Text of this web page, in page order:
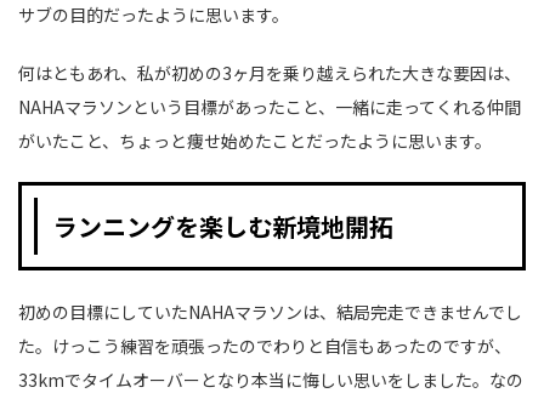
サブの目的だったように思います。
何はともあれ、私が初めの3ヶ月を乗り越えられた大きな要因は、
NAHAマラソンという目標があったこと、一緒に走ってくれる仲間
がいたこと、ちょっと痩せ始めたことだったように思います。
ランニングを楽しむ新境地開拓
初めの目標にしていたNAHAマラソンは、結局完走できませんでし
た。けっこう練習を頑張ったのでわりと自信もあったのですが、
33kmでタイムオーバーとなり本当に悔しい思いをしました。なの